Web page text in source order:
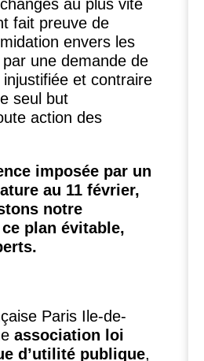
au plus vite
fait preuve de
envers les
une demande de
et contraire
seul but
action des
imposée par un
au 11 février,
notre
plan évitable,
Paris Ile-de-
association loi
d’utilité publique,